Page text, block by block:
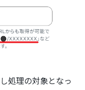
処理の対象となっ